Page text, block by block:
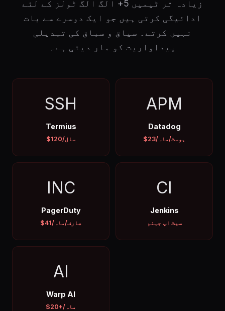
زیادہ تر ٹیمیں 5+ الگ الگ ٹولز کے لئے
ادائیگی کرتی ہیں جو ایک دوسرے سے بات
نہیں کرتے۔ سیاق و سباق کی تبدیلی
پیداواریت کو مار دیتی ہے۔
SSH
Termius
$120/سال
APM
Datadog
$23/ہوسٹ/ماہ
INC
PagerDuty
$41/صارف/ماہ
CI
Jenkins
سیٹ اپ جہنم
AI
Warp AI
$20+/ماہ